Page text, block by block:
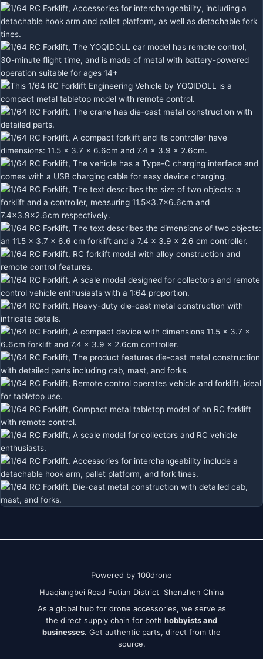
Powered by 100drone
Huaqiangbei Road Futian District Shenzhen China
As a global hub for drone accessories, we serve as
the direct supply chain for both hobbyists and
businesses. Get authentic parts, direct from the
source.